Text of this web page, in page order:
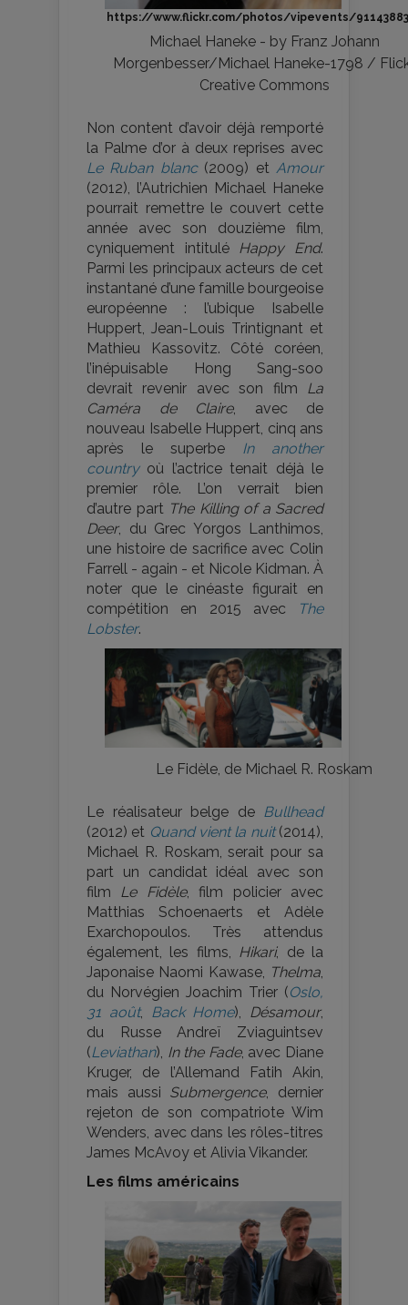
https://www.flickr.com/photos/vipevents/
Michael Haneke - by Franz Johann
Morgenbesser/Michael Haneke-1798 /
Creative Commons
Non content d’avoir déjà remporté
la Palme d’or à deux reprises avec
Le Ruban blanc(2009) etAmour
(2012), l’Autrichien Michael Haneke
pourrait remettre le couvert cette
année avec son douzième film,
cyniquement intitulé Happy End.
Parmi les principaux acteurs de cet
instantané d’une famille bourgeoise
européenne : l’ubique Isabelle
Huppert, Jean-Louis Trintignant et
Mathieu Kassovitz. Côté coréen,
l’inépuisable Hong Sang-soo
devrait revenir avec son film La
Caméra de Claire, avec de
nouveau Isabelle Huppert, cinq ans
après le superbe In another
countryoù l’actrice tenait déjà le
premier rôle. L’on verrait bien
d’autre part The Killing of a Sacred
Deer, du Grec Yorgos Lanthimos,
une histoire de sacrifice avec Colin
Farrell - again - et Nicole Kidman. À
noter que le cinéaste figurait en
compétition en 2015 avec
The
Lobster.
Le Fidèle, de Michael R. Roskam
Le réalisateur belge de Bullhead
(2012) et Quand vient la nuit(2014),
Michael R. Roskam, serait pour sa
part un candidat idéal avec son
film Le Fidèle, film policier avec
Matthias Schoenaerts et Adèle
Exarchopoulos. Très attendus
également, les films, Hikari, de la
Japonaise Naomi Kawase, Thelma,
du Norvégien Joachim Trier (Oslo,
31 août, Back Home), Désamour,
du Russe Andreï Zviaguintsev
(Leviathan), In the Fade, avec Diane
Kruger, de l’Allemand Fatih Akin,
mais aussi Submergence, dernier
rejeton de son compatriote Wim
Wenders, avec dans les rôles-titres
James McAvoy et Alivia Vikander.
Les films américains